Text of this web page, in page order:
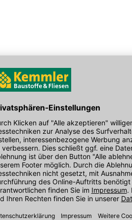
widmen, damit Pflanzen und Gemüse
Frost aufgelockert werden, dann
sprießen.
befreien, denn wenn diese
Rasen. Auch wenn es zu früh für
von Moos befreit werden.
Rasensamen nachgeholfen
neu austreiben, sonst können die